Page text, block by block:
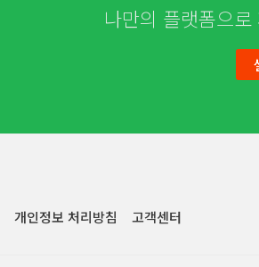
나만의 플랫폼으
개인정보 처리방침 고객센터